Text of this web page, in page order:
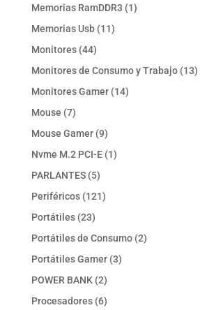
Memorias RamDDR3 11
Memorias Usb 1111
Monitores 4444
productos
Monitores de Consumo y Trabajo 1313
Monitores Gamer 1414
Mouse 77
productos
Mouse Gamer 99
productos
Nvme M.2 PCI-E 11
PARLANTES 55
productos
Periféricos 121121
Portátiles 2323
productos
Portátiles de Consumo 22
Portátiles Gamer 33
POWER BANK 22
productos
Procesadores 66